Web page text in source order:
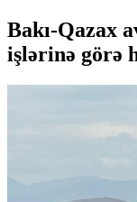
Bakı-Qazax
işlərinə görə